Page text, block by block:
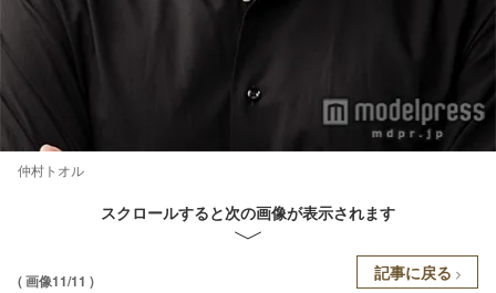
仲村トオル
スクロールすると次の画像が表示されます
( 画像11/11 ) 記事に戻る